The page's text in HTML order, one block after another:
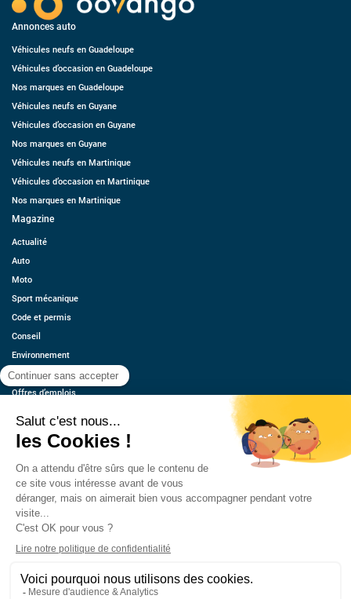
Annonces auto
Véhicules neufs en Guadeloupe
Véhicules d’occasion en Guadeloupe
Nos marques en Guadeloupe
Véhicules neufs en Guyane
Véhicules d’occasion en Guyane
Nos marques en Guyane
Véhicules neufs en Martinique
Véhicules d’occasion en Martinique
Nos marques en Martinique
Magazine
Actualité
Auto
Moto
Sport mécanique
Code et permis
Conseil
Environnement
Économie
Offres d’emplois
Contact
Estimez votre voiture
Mentions légales
CGU